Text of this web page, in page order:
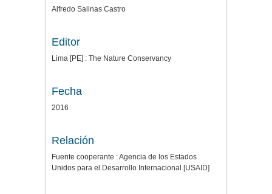
Alfredo Salinas Castro
Editor
Lima [PE] : The Nature Conservancy
Fecha
2016
Relación
Fuente cooperante : Agencia de los Estados
Unidos para el Desarrollo Internacional [USAID]